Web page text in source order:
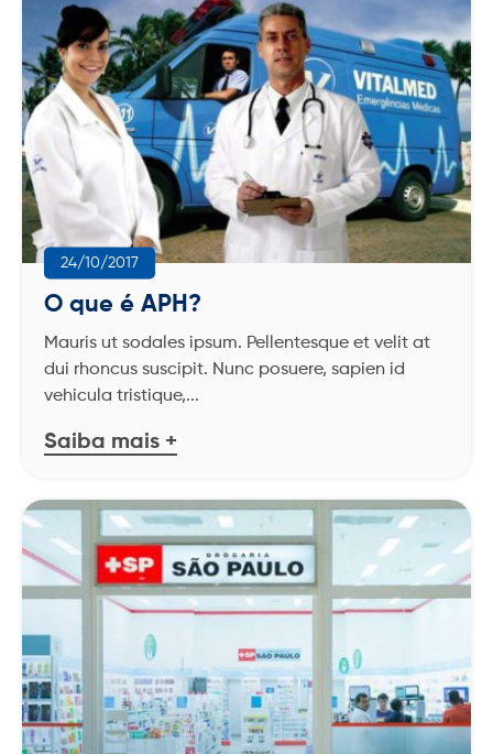
TELEFONE DE EMERGÊNCIA
(71) 3180-2000 (71) 3450-8888
BA
CENTRAL DE RELACIONAMENTO COM O CLIENTE
4020-2572 3003-3060
MT
24/10/2017
O que é APH?
Mauris ut sodales ipsum. Pellentesque et velit at
dui rhoncus suscipit. Nunc posuere, sapien id
vehicula tristique,...
Saiba mais +